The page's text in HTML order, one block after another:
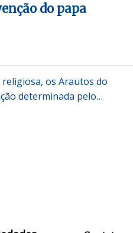
do papa
os Arautos do
determinada pelo…